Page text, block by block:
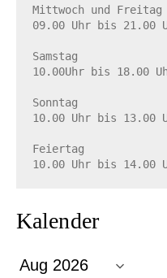
Mittwoch und Freitag
09.00 Uhr bis 21.00
Samstag
10.00Uhr bis 18.00
Sonntag
10.00 Uhr bis 13.00
Feiertag
10.00 Uhr bis 14.00
Kalender